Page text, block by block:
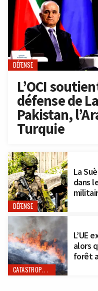
DÉFENSE
L’OCI
défense de
Pakistan,
Turquie
DÉFENSE
La
dans
CATASTROPHES NATURELLES
L’UE
alors
forêt